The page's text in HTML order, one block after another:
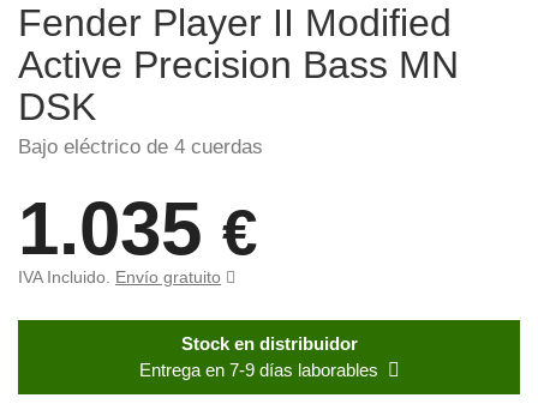
Fender Player II Modified
Active Precision Bass MN
DSK
Bajo eléctrico de 4 cuerdas
1.035 €
IVA Incluido. Envío gratuito
Stock en distribuidor
Entrega en 7-9 días laborables